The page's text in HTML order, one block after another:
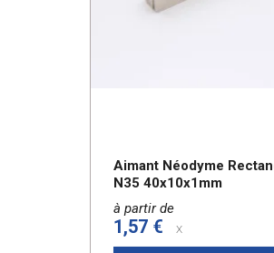
Aimant Néodyme
N35 40x10x1mm
à partir de
1,57 € x